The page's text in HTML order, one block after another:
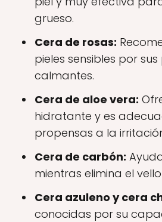
grueso.
Cera de rosas:
pieles sensibles por
calmantes.
Cera de aloe vera:
hidratante y es
propensas a la
Cera de carbón:
mientras elimina el
Cera azuleno y cera
conocidas por su